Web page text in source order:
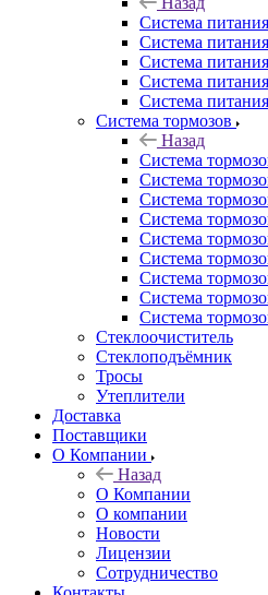
Система питания
Система
Система
Система
Система
Система тормозов
Назад
Система
Система
Система
Система
Система
Система
Система
Система
Система
Стеклоочиститель
Стеклоподъёмник
Тросы
Утеплители
Доставка
Поставщики
О Компании
Назад
О Компании
О компании
Новости
Лицензии
Сотрудничество